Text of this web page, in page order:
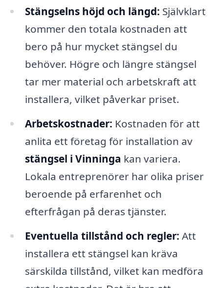
Stängselns höjd och längd: Självklart
kommer den totala kostnaden att
bero på hur mycket stängsel du
behöver. Högre och längre stängsel
tar mer material och arbetskraft att
installera, vilket påverkar priset.
Arbetskostnader: Kostnaden för att
anlita ett företag för installation av
stängsel i Vinninga kan variera.
Lokala entreprenörer har olika priser
beroende på erfarenhet och
efterfrågan på deras tjänster.
Eventuella tillstånd och regler: Att
installera ett stängsel kan kräva
särskilda tillstånd, vilket kan medföra